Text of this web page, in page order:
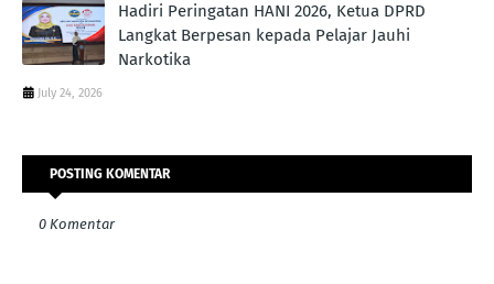
Hadiri Peringatan HANI 2026, Ketua DPRD
Langkat Berpesan kepada Pelajar Jauhi
Narkotika
July 24, 2026
POSTING KOMENTAR
0 Komentar